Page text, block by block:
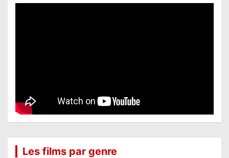
Les films par genre